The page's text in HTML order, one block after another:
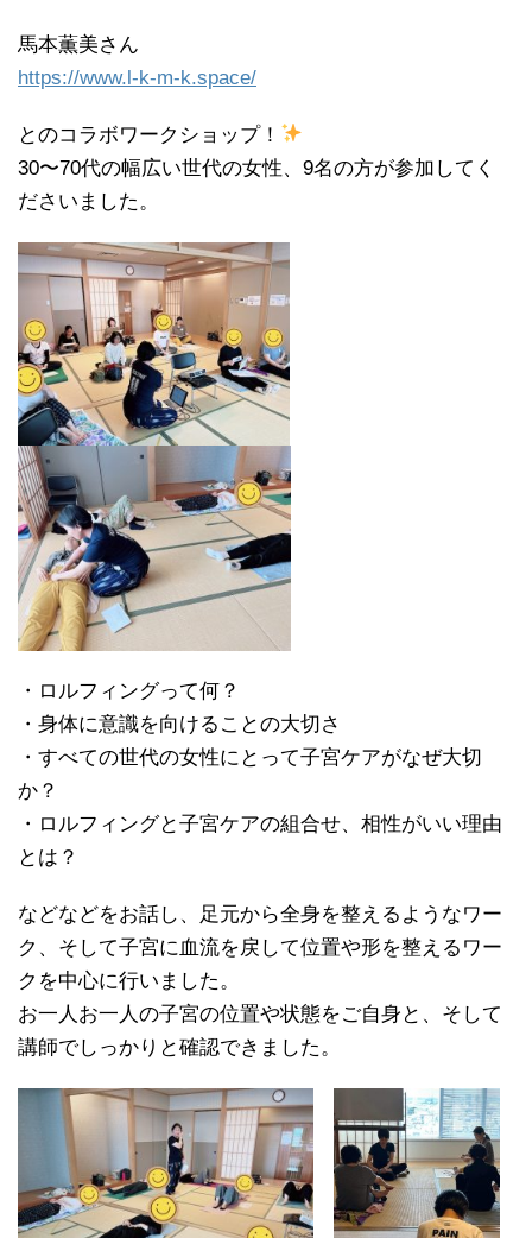
馬本薫美さん
https://www.l-k-m-k.space/
とのコラボワークショップ！
30〜70代の幅広い世代の女性、9名の方が参加してく
ださいました。
・ロルフィングって何？
・身体に意識を向けることの大切さ
・すべての世代の女性にとって子宮ケアがなぜ大切
か？
・ロルフィングと子宮ケアの組合せ、相性がいい理由
とは？
などなどをお話し、足元から全身を整えるようなワー
ク、そして子宮に血流を戻して位置や形を整えるワー
クを中心に行いました。
お一人お一人の子宮の位置や状態をご自身と、そして
講師でしっかりと確認できました。